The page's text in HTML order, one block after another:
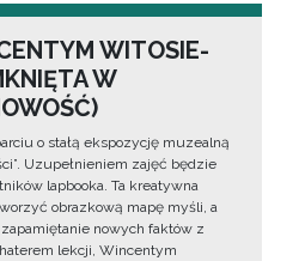
WITOSIE-
W
o stałą ekspozycję muzealną
Uzupełnieniem zajęć będzie
lapbooka. Ta kreatywna
obrazkową mapę myśli, a
nowych faktów z
lekcji, Wincentym